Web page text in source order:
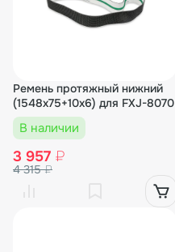
Ремень протяжный нижний
(1548х75+10x6) для FXJ-8070
В наличии
3 957 ₽
4 315₽